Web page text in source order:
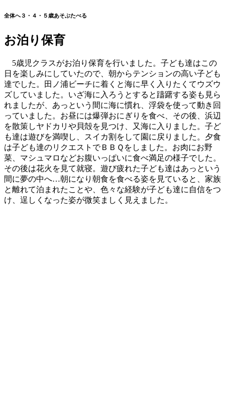
全体へ３・４・５歳あそぶたべる
お泊り保育
5歳児クラスがお泊り保育を行いました。子ども達はこの
日を楽しみにしていたので、朝からテンションの高い子ども
達でした。田ノ浦ビーチに着くと海に早く入りたくてウズウ
ズしていました。いざ海に入ろうとすると躊躇する姿も見ら
れましたが、あっという間に海に慣れ、浮袋を使って動き回
っていました。お昼には爆弾おにぎりを食べ、その後、浜辺
を散策しヤドカリや貝殻を見つけ、又海に入りました。子ど
も達は遊びを満喫し、スイカ割をして園に戻りました。夕食
は子ども達のリクエストでＢＢＱをしました。お肉にお野
菜、マシュマロなどお腹いっぱいに食べ満足の様子でした。
その後は花火を見て就寝。遊び疲れた子ども達はあっという
間に夢の中へ…朝になり朝食を食べる姿を見ていると、家族
と離れて泊まれたことや、色々な経験が子ども達に自信をつ
け、逞しくなった姿が微笑ましく見えました。